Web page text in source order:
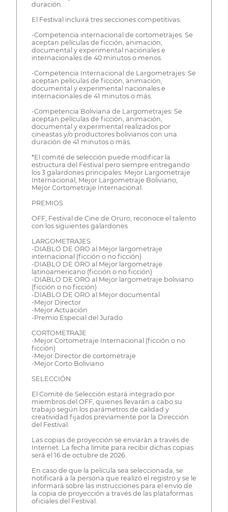
duración.
El Festival incluirá tres secciones competitivas:
-Competencia internacional de cortometrajes: Se
aceptan películas de ficción, animación,
documental y experimental nacionales e
internacionales de 40 minutos o menos.
-Competencia Internacional de Largometrajes: Se
aceptan películas de ficción, animación,
documental y experimental nacionales e
internacionales de 41 minutos o más.
-Competencia Boliviana de Largometrajes: Se
aceptan películas de ficción, animación,
documental y experimental realizados por
cineastas y/o productores bolivianos con una
duración de 41 minutos o más.
*El comité de selección puede modificar la
estructura del Festival pero siempre entregando
los 3 galardones principales: Mejor Largometraje
Internacional, Mejor Largometraje Boliviano,
Mejor Cortometraje Internacional.
PREMIOS
OFF, Festival de Cine de Oruro, reconoce el talento
con los siguientes galardones
LARGOMETRAJES
-DIABLO DE ORO al Mejor largometraje
internacional (ficción o no ficción)
-DIABLO DE ORO al Mejor largometraje
latinoamericano (ficción o no ficción)
-DIABLO DE ORO al Mejor largometraje boliviano
(ficción o no ficción)
-DIABLO DE ORO al Mejor documental
-Mejor Director
-Mejor Actuación
-Premio Especial del Jurado
CORTOMETRAJE
-Mejor Cortometraje Internacional (ficción o no
ficción)
-Mejor Director de cortometraje
-Mejor Corto Boliviano
SELECCIÓN
El Comité de Selección estará integrado por
miembros del OFF, quienes llevarán a cabo su
trabajo según los parámetros de calidad y
creatividad fijados previamente por la Dirección
del Festival.
Las copias de proyección se enviarán a través de
Internet. La fecha límite para recibir dichas copias
será el 16 de octubre de 2026.
En caso de que la película sea seleccionada, se
notificará a la persona que realizó el registro y se le
informará sobre las instrucciones para el envío de
la copia de proyección a través de las plataformas
oficiales del Festival.